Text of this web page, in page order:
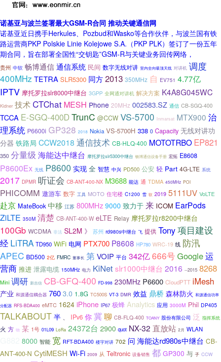
诺基亚与波兰签署最大GSM-R合同 推动关键通信网
诺基亚近日携手Herkules、Pozbud和Wasko等合作伙伴，与波兰国有铁
路运营商PKP Polskie Linie Kolejowe S.A.（PKP PLK）签订了一份五年
期合同，旨在部署全国性“交钥匙”GSM-R与关键业务回传网络，
贵州 中软 畅博通信通信系统 民间 数字无线对讲 室内全向吸顶天线 对讲机 调度
400MHz TETRA SLR5300 同方2013 350MHz 自 EV751 4.77亿
IPTV 摩托罗拉slr8000中继台 3GPP 全网通对讲机 解决方案 K4A8G045WC
Kidner 技术CTChat MESH Phone 20MHz 002583.SZ 通信 CB-SGQ-400
TCCA E-SGQ-400D TrunC @CCW VS-5700 Inmarsat MTX900 治
理系统 P6600i GP328 2018 Nokia VS-5700H 338 0 Capacity 无线对讲功
分器 铁路局 CCW2018 通信技术 CB-HLQ-400 MOTOTRBO EP821
350 分量级 海能达中继台 摩托罗拉slr5300中继台 畅博通信设备手册 宏拓 E8608
P8600Ex 无线 P8600 实现 全 智慧 中兴 PD500 公安 轻 Part 4G-LTE 系统
2017 DPMR 听证会 CB-ANT-400-NX M3688 能达 通 TDMA 450MHz POI
PHICOMM 遨游车 数字 工具 MOTO 住宅楼 C1200 雪 软 2019 5111UV VoLTE
赴京 MateBook 中移 江苏 800MHz 9000 致力于 来 ICOM EarPods
ZiLTE 350M 清楚 CB-ANT-400-W eLTE Relay 摩托罗拉r8200中继台
100Gb WCDMA 非法 SL2M 》 苏州 rd980s中继台 飞 提供 Tony 项目建设
经 LiTRA TD950 WiFi 电网 PTX700 P8608 HP780 WRC-19 线 防汛
APEC BD500 2亿 FMRC 董事长 第VOIP 平台 342亿666号Google运
营商 推进 泄露电缆 150MHz 电力 KiNetslr1000中继台 2016 --2015 8268
Mini 调研 新吉信 CB-GFQ-400 FD-998 230MHz P6600 CloudPTT iMesh
产业 和源通信耦合器 760 3.0 1.8G TC500S VT-3 DMR 效益 鼎桥 森林防火 和源通信功率
分配器 RFS-BDA400 eMTC 1624 iPhone IP67 极蜂 Analytics 应用 3000M Phil DP405
TALKABOUT 半 、 IPv6 你冀聊 CB-FLQ-400 TOANY 股份有限公司 泛 指挥系统
火 方 物 某 1号 01L09 LoRa 24372台 2900 quot NX-32 直放站 2月 WLAN
8000 智能 宽 RFT-BDA400 楼宇对讲 702 问 海能达rd980s中继台 CB-
ANT-400-N CytiMESH Wi-Fi 2009 从 Teltronic 设备销售 都 GP300 与 子 CCW